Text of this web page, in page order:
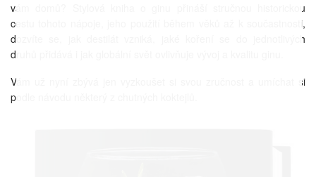
vám domů? Stylová kniha o ginu přináší stručnou historickou
cestu tohoto nápoje, jeho použití během věků až k součastnosti,
dozvíte se, jak destilát vzniká, jaké koření se do jednotlivých
druhů přidává i jak globální svět ovlivňuje vývoj a kvalitu ginu.
Vám už nyní zbývá jen vyzkoušet si svou zručnost a umíchat si
podle návodu některý z chutných koktejlů.